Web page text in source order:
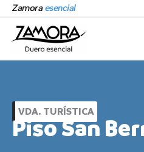
contenido
Zamoraesencial
VDA. TURÍSTICA
Piso San